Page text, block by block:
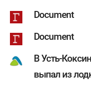
Document
Document
В Усть-
выпал из